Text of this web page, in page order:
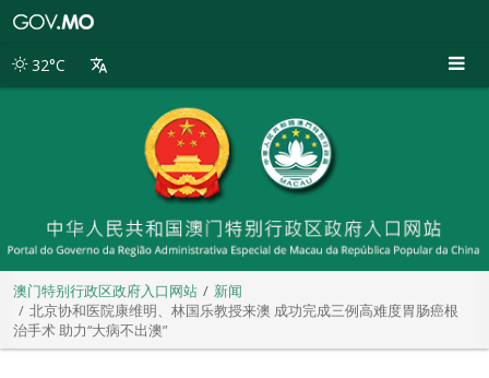
别
32°C
澳门特别行政区政府入口网站
新闻
北京协和医院康维明、林国乐教授来澳 成功完成三例高难度胃肠癌根
治手术 助力“大病不出澳”